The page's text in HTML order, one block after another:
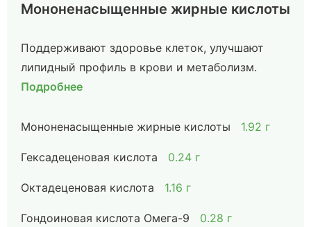
Мононенасыщенные жирные кислоты
Поддерживают здоровье клеток, улучшают
липидный профиль в крови и метаболизм.
Подробнее
Мононенасыщенные жирные кислоты 1.92 г
Гексадеценовая кислота 0.24 г
Октадеценовая кислота 1.16 г
Гондоиновая кислота Омега-9 0.28 г